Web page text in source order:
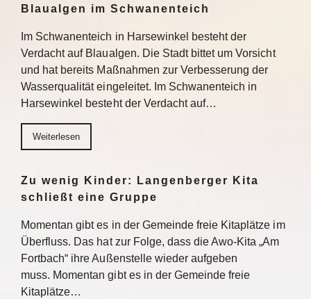
Blaualgen im Schwanenteich
Im Schwanenteich in Harsewinkel besteht der
Verdacht auf Blaualgen. Die Stadt bittet um Vorsicht
und hat bereits Maßnahmen zur Verbesserung der
Wasserqualität eingeleitet. Im Schwanenteich in
Harsewinkel besteht der Verdacht auf…
Weiterlesen
Zu wenig Kinder: Langenberger Kita
schließt eine Gruppe
Momentan gibt es in der Gemeinde freie Kitaplätze im
Überfluss. Das hat zur Folge, dass die Awo-Kita „Am
Fortbach“ ihre Außenstelle wieder aufgeben
muss. Momentan gibt es in der Gemeinde freie
Kitaplätze…